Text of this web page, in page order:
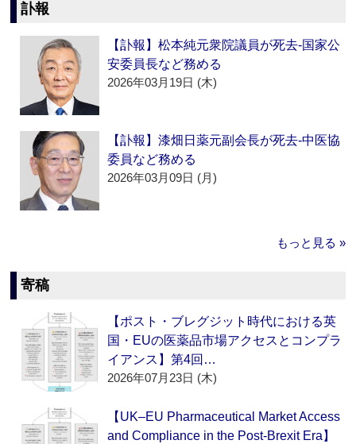
訃報
【訃報】松本純元衆院議員が死去‐国家公
安委員長など務める
2026年03月19日 (木)
【訃報】漆畑日薬元副会長が死去‐中医協
委員など務める
2026年03月09日 (月)
もっと見る »
寄稿
【ポスト・ブレグジット時代における英
国・EUの医薬品市場アクセスとコンプラ
イアンス】第4回…
2026年07月23日 (木)
【UK–EU Pharmaceutical Market Access
and Compliance in the Post-Brexit Era】